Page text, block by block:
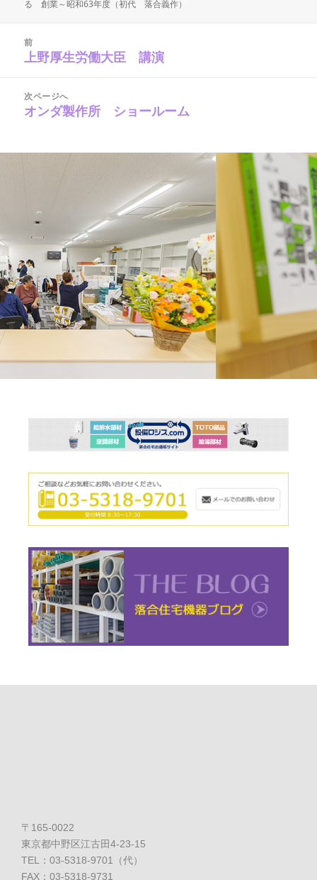
稿
成
テ
る 創業～昭和63年度（初代 落合義作）
前
前
稿:
上野厚生労働大臣 講演
次ページへ
次
稿:
オンダ製作所 ショールーム
〒165-0022
東京都中野区江古田4-23-15
TEL：03-5318-9701（代）
FAX：03-5318-9731